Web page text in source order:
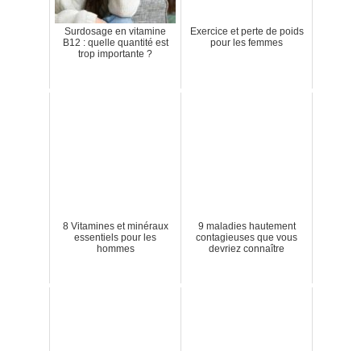
Surdosage en vitamine
B12 : quelle quantité est
trop importante ?
Exercice et perte de poids
pour les femmes
8 Vitamines et minéraux
essentiels pour les
hommes
9 maladies hautement
contagieuses que vous
devriez connaître